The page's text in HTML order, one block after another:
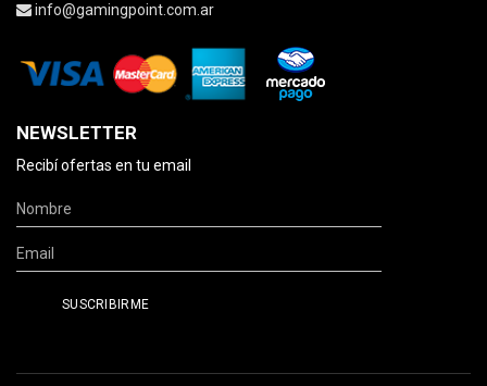
info@gamingpoint.com.ar
NEWSLETTER
Recibí ofertas en tu email